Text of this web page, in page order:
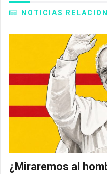
NOTICIAS
¿Miraremos al